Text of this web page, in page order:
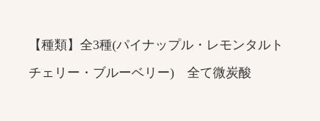
【種類】全3種(パイナップル・レモンタルト
チェリー・ブルーベリー) 全て微炭酸